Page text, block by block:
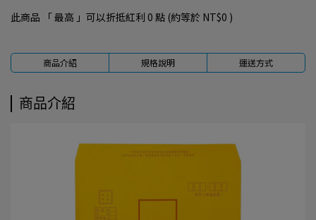
此商品 「 最高 」可以折抵紅利 0 點 (約等於 NT$0 )
商品介紹 規格說明 運送方式
商品介紹